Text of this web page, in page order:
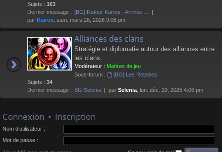
Sujets : 163
Dernier message : [BG] Retour Kaïros - Arrivée …
par Kaïros , sam. mars 28, 2026 9:08 pm
Alliances des clans
Stratégie et diplomatie autour des alliances entre
les clans.
Modérateur : Maîtres de jeu
Sous-forum :
[BG] Les Rebelles
Sujets : 34
Dernier message : BG Selenia par Selenia , lun. déc. 29, 2025 4:06 pm
Connexion • Inscription
Nom d’utilisateur :
Mot de passe :